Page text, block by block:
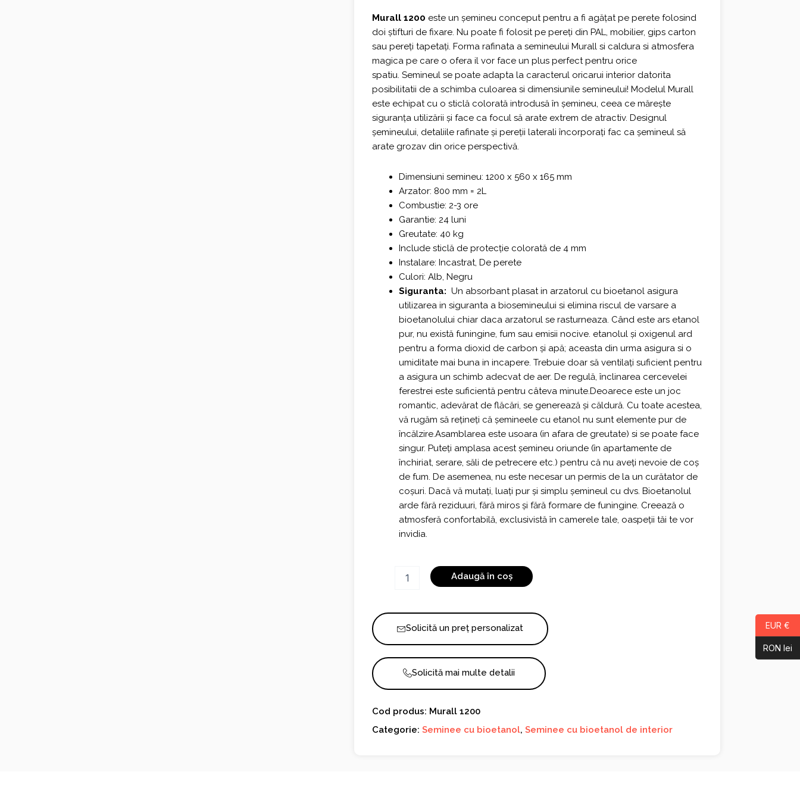
fost:
1.680,00 €.
1.515,00 €.
Murall 1200 este un șemineu conceput pentru a fi agățat pe perete folosind
doi știfturi de fixare. Nu poate fi folosit pe pereți din PAL, mobilier, gips carton
sau pereți tapetați. Forma rafinata a semineului Murall si caldura si atmosfera
magica pe care o ofera il vor face un plus perfect pentru orice
spatiu. Semineul se poate adapta la caracterul oricarui interior datorita
posibilitatii de a schimba culoarea si dimensiunile semineului! Modelul Murall
este echipat cu o sticlă colorată introdusă în șemineu, ceea ce mărește
siguranța utilizării și face ca focul să arate extrem de atractiv. Designul
șemineului, detaliile rafinate și pereții laterali încorporați fac ca șemineul să
arate grozav din orice perspectivă.
Dimensiuni semineu: 1200 x 560 x 165 mm
Arzator: 800 mm = 2L
Combustie: 2-3 ore
Garantie: 24 luni
Greutate: 40 kg
Include sticlă de protecție colorată de 4 mm
Instalare: Incastrat, De perete
Culori: Alb, Negru
Siguranta: Un absorbant plasat in arzatorul cu bioetanol asigura
utilizarea in siguranta a biosemineului si elimina riscul de varsare a
bioetanolului chiar daca arzatorul se rasturneaza. Când este ars etanol
pur, nu există funingine, fum sau emisii nocive. etanolul și oxigenul ard
pentru a forma dioxid de carbon și apă; aceasta din urma asigura si o
umiditate mai buna in incapere. Trebuie doar să ventilați suficient pentru
a asigura un schimb adecvat de aer. De regulă, înclinarea cercevelei
ferestrei este suficientă pentru câteva minute.Deoarece este un joc
romantic, adevărat de flăcări, se generează și căldură. Cu toate acestea,
vă rugăm să rețineți că șemineele cu etanol nu sunt elemente pur de
încălzire.Asamblarea este usoara (in afara de greutate) si se poate face
singur. Puteți amplasa acest șemineu oriunde (în apartamente de
închiriat, serare, săli de petrecere etc.) pentru că nu aveți nevoie de coș
de fum. De asemenea, nu este necesar un permis de la un curătator de
coșuri. Dacă vă mutați, luați pur și simplu șemineul cu dvs. Bioetanolul
arde fără reziduuri, fără miros și fără formare de funingine. Creează o
atmosferă confortabilă, exclusivistă în camerele tale, oaspeții tăi te vor
invidia.
Adaugă în coș
Solicită un preț personalizat
Solicită mai multe detalii
Cod produs: Murall 1200
Categorie:Seminee cu bioetanol,Seminee cu bioetanol de interior
EUR €
RON lei